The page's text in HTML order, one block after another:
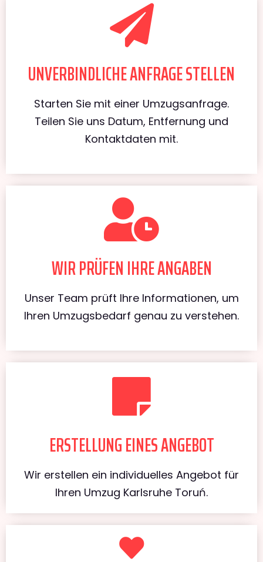
UNVERBINDLICHE ANFRAGE STELLEN
Starten Sie mit einer Umzugsanfrage.
Teilen Sie uns Datum, Entfernung und
Kontaktdaten mit.
WIR PRÜFEN IHRE ANGABEN
Unser Team prüft Ihre Informationen, um
Ihren Umzugsbedarf genau zu verstehen.
ERSTELLUNG EINES ANGEBOT
Wir erstellen ein individuelles Angebot für
Ihren Umzug Karlsruhe Toruń.